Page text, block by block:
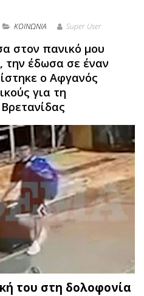
ΚΟΙΝΩΝΙΑ Super User
στον πανικό μου
την έδωσα σε έναν
ο Αφγανός
για τη
του στη δολοφονία